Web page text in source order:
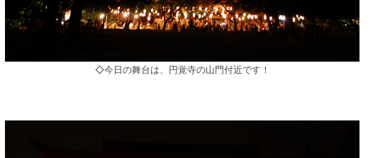
◇今日の舞台は、円覚寺の山門付近です！